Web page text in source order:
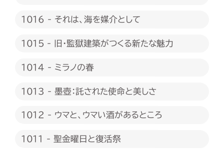
1016 - それは、海を媒介として
1015 - 旧・監獄建築がつくる新たな魅力
1014 - ミラノの春
1013 - 墨壺：託された使命と美しさ
1012 - ウマと、ウマい酒があるところ
1011 - 聖金曜日と復活祭